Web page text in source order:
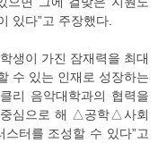
있다”고 주장했다.
생이 가진 잠재력을 최대
수 있는 인재로 성장하는
리 음악대학과의 협력을
중심으로 해 △공학△사회
터를 조성할 수 있다”고